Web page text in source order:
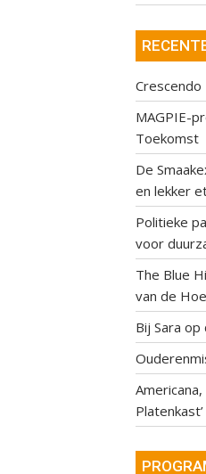
Crescendo
MAGPIE-
Toekomst
De
en lekker
Politieke
voor
The Blue
van de
Bij Sara
Americana,